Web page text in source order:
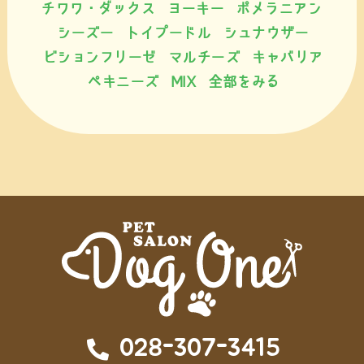
チワワ・ダックス ヨーキー
ポメラニアン
シーズー
トイプードル
シュナウザー
ビションフリーゼ
マルチーズ
キャバリア
ペキニーズ
MIX 全部をみる
028-307-3415